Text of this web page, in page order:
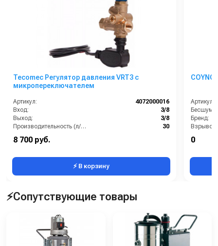
Tecomec Регулятор давления VRT3 c
микропереключателем
Артикул:
4072000016
Вход:
3/8
Выход:
3/8
Производительность (л/мин):
30
Температура (°C):
Рабочее давление (бар):
8 700 руб.
⚡ В корзину
Артикул:
Бренд:
0
⚡Сопутствующие товары